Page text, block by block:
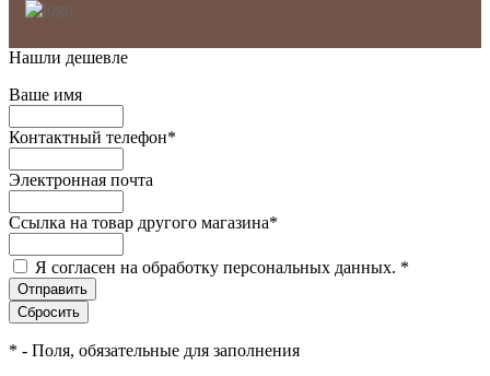
Нашли дешевле
Ваше имя
Контактный телефон*
Электронная почта
Ссылка на товар другого магазина*
Я согласен на обработку персональных данных. *
* - Поля, обязательные для заполнения